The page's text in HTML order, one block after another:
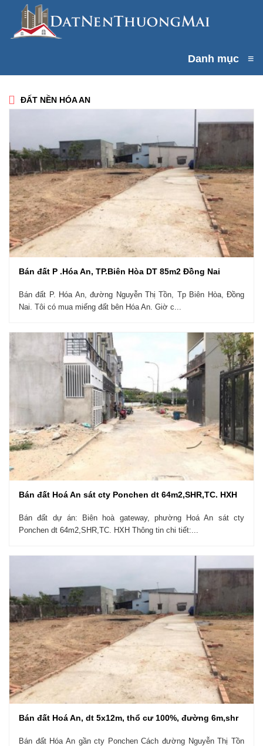
Danh mục ≡
ĐẤT NỀN HÓA AN
Bán đất P .Hóa An, TP.Biên Hòa DT 85m2 Đồng Nai
Bán đất P. Hóa An, đường Nguyễn Thị Tồn, Tp Biên Hòa, Đồng
Nai. Tôi có mua miếng đất bên Hóa An. Giờ c...
Bán đất Hoá An sát cty Ponchen dt 64m2,SHR,TC. HXH
Bán đất dự án: Biên hoà gateway, phường Hoá An sát cty
Ponchen dt 64m2,SHR,TC. HXH Thông tin chi tiết:...
Bán đất Hoá An, dt 5x12m, thổ cư 100%, đường 6m,shr
Bán đất Hóa An gần cty Ponchen Cách đường Nguyễn Thị Tồn